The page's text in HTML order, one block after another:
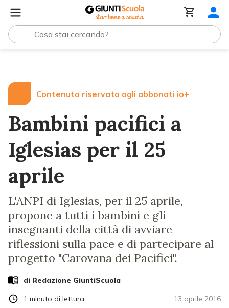
Contenuto riservato agli abbonati io+
Bambini pacifici a
Iglesias per il 25
aprile
L'ANPI di Iglesias, per il 25 aprile,
propone a tutti i bambini e gli
insegnanti della città di avviare
riflessioni sulla pace e di partecipare al
progetto "Carovana dei Pacifici".
di Redazione GiuntiScuola
13 aprile 2016
1 minuto di lettura